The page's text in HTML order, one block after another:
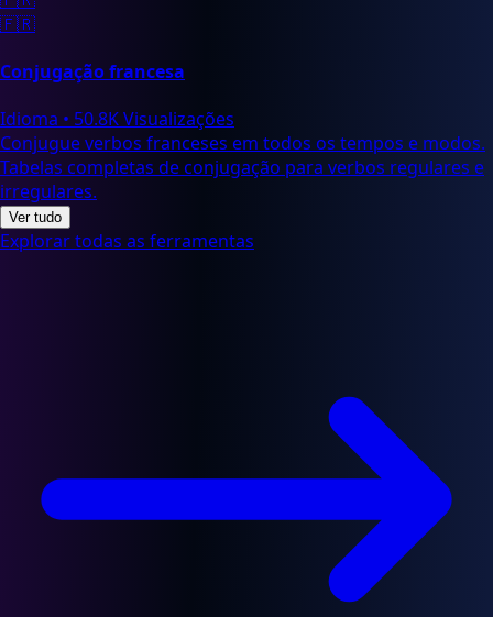
🇫🇷
Conjugação francesa
Idioma • 50.8K Visualizações
Conjugue verbos franceses em todos os tempos e modos.
Tabelas completas de conjugação para verbos regulares e
irregulares.
Ver tudo
Explorar todas as ferramentas